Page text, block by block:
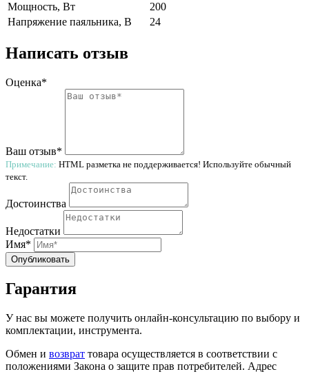
Мощность, Вт
200
Напряжение паяльника, В
24
Написать отзыв
Оценка*
Ваш отзыв*
Примечание: HTML разметка не поддерживается! Используйте обычный
текст.
Достоинства
Недостатки
Имя*
Опубликовать
Гарантия
У нас вы можете получить онлайн-консультацию по выбору и
комплектации, инструмента.
Обмен и возврат товара осуществляется в соответствии с
положениями Закона о защите прав потребителей. Адрес